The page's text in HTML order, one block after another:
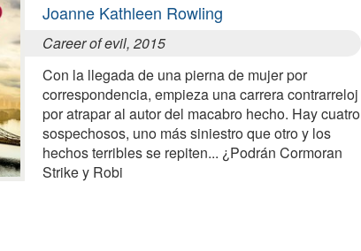
Joanne Kathleen Rowling
Career of evil, 2015
Con la llegada de una pierna de mujer por
correspondencia, empieza una carrera contrarreloj
por atrapar al autor del macabro hecho. Hay cuatro
sospechosos, uno más siniestro que otro y los
hechos terribles se repiten... ¿Podrán Cormoran
Strike y Robi